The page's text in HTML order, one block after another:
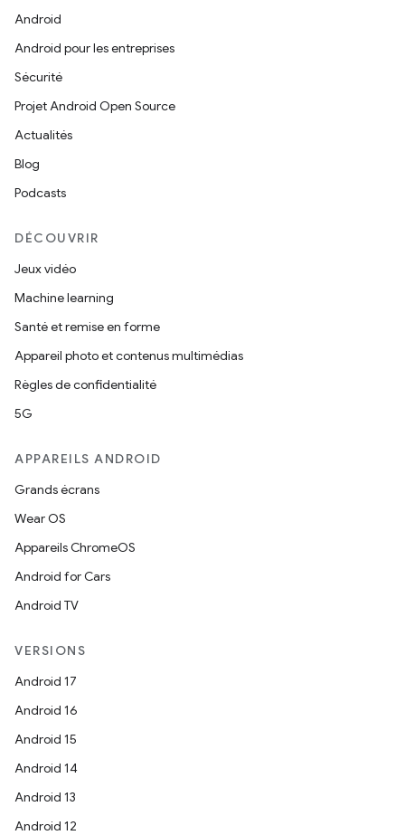
Android
Android pour les entreprises
Sécurité
Projet Android Open Source
Actualités
Blog
Podcasts
DÉCOUVRIR
Jeux vidéo
Machine learning
Santé et remise en forme
Appareil photo et contenus multimédias
Règles de confidentialité
5G
APPAREILS ANDROID
Grands écrans
Wear OS
Appareils ChromeOS
Android for Cars
Android TV
VERSIONS
Android 17
Android 16
Android 15
Android 14
Android 13
Android 12